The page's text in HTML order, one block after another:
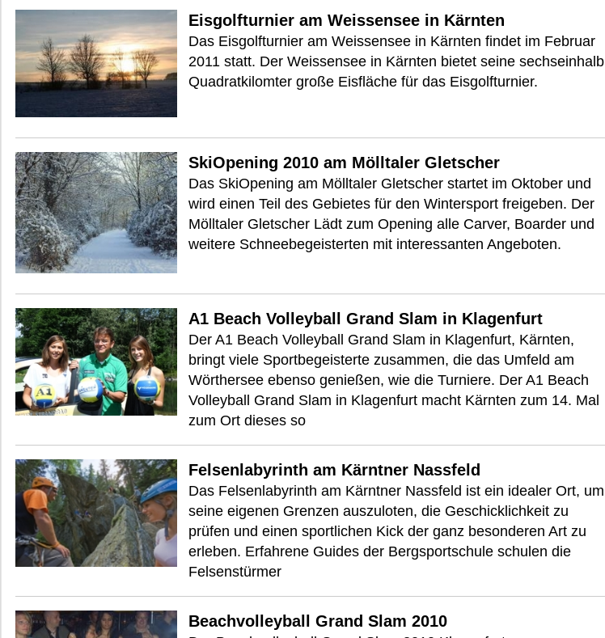
Eisgolfturnier am Weissensee in Kärnten
Das Eisgolfturnier am Weissensee in Kärnten findet im Februar
2011 statt. Der Weissensee in Kärnten bietet seine sechseinhalb
Quadratkilomter große Eisfläche für das Eisgolfturnier.
SkiOpening 2010 am Mölltaler Gletscher
Das SkiOpening am Mölltaler Gletscher startet im Oktober und
wird einen Teil des Gebietes für den Wintersport freigeben. Der
Mölltaler Gletscher Lädt zum Opening alle Carver, Boarder und
weitere Schneebegeisterten mit interessanten Angeboten.
A1 Beach Volleyball Grand Slam in Klagenfurt
Der A1 Beach Volleyball Grand Slam in Klagenfurt, Kärnten,
bringt viele Sportbegeisterte zusammen, die das Umfeld am
Wörthersee ebenso genießen, wie die Turniere. Der A1 Beach
Volleyball Grand Slam in Klagenfurt macht Kärnten zum 14. Mal
zum Ort dieses so
Felsenlabyrinth am Kärntner Nassfeld
Das Felsenlabyrinth am Kärntner Nassfeld ist ein idealer Ort, um
seine eigenen Grenzen auszuloten, die Geschicklichkeit zu
prüfen und einen sportlichen Kick der ganz besonderen Art zu
erleben. Erfahrene Guides der Bergsportschule schulen die
Felsenstürmer
Beachvolleyball Grand Slam 2010